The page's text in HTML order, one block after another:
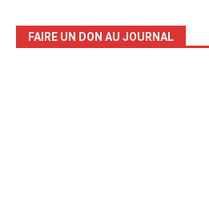
FAIRE UN DON AU JOURNAL